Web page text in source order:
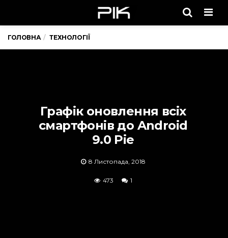
ГОЛОВНА ТЕХНОЛОГІЇ
Графік оновлення всіх
смартфонів до Android
9.0 Pie
8 Листопада, 2018
473 1